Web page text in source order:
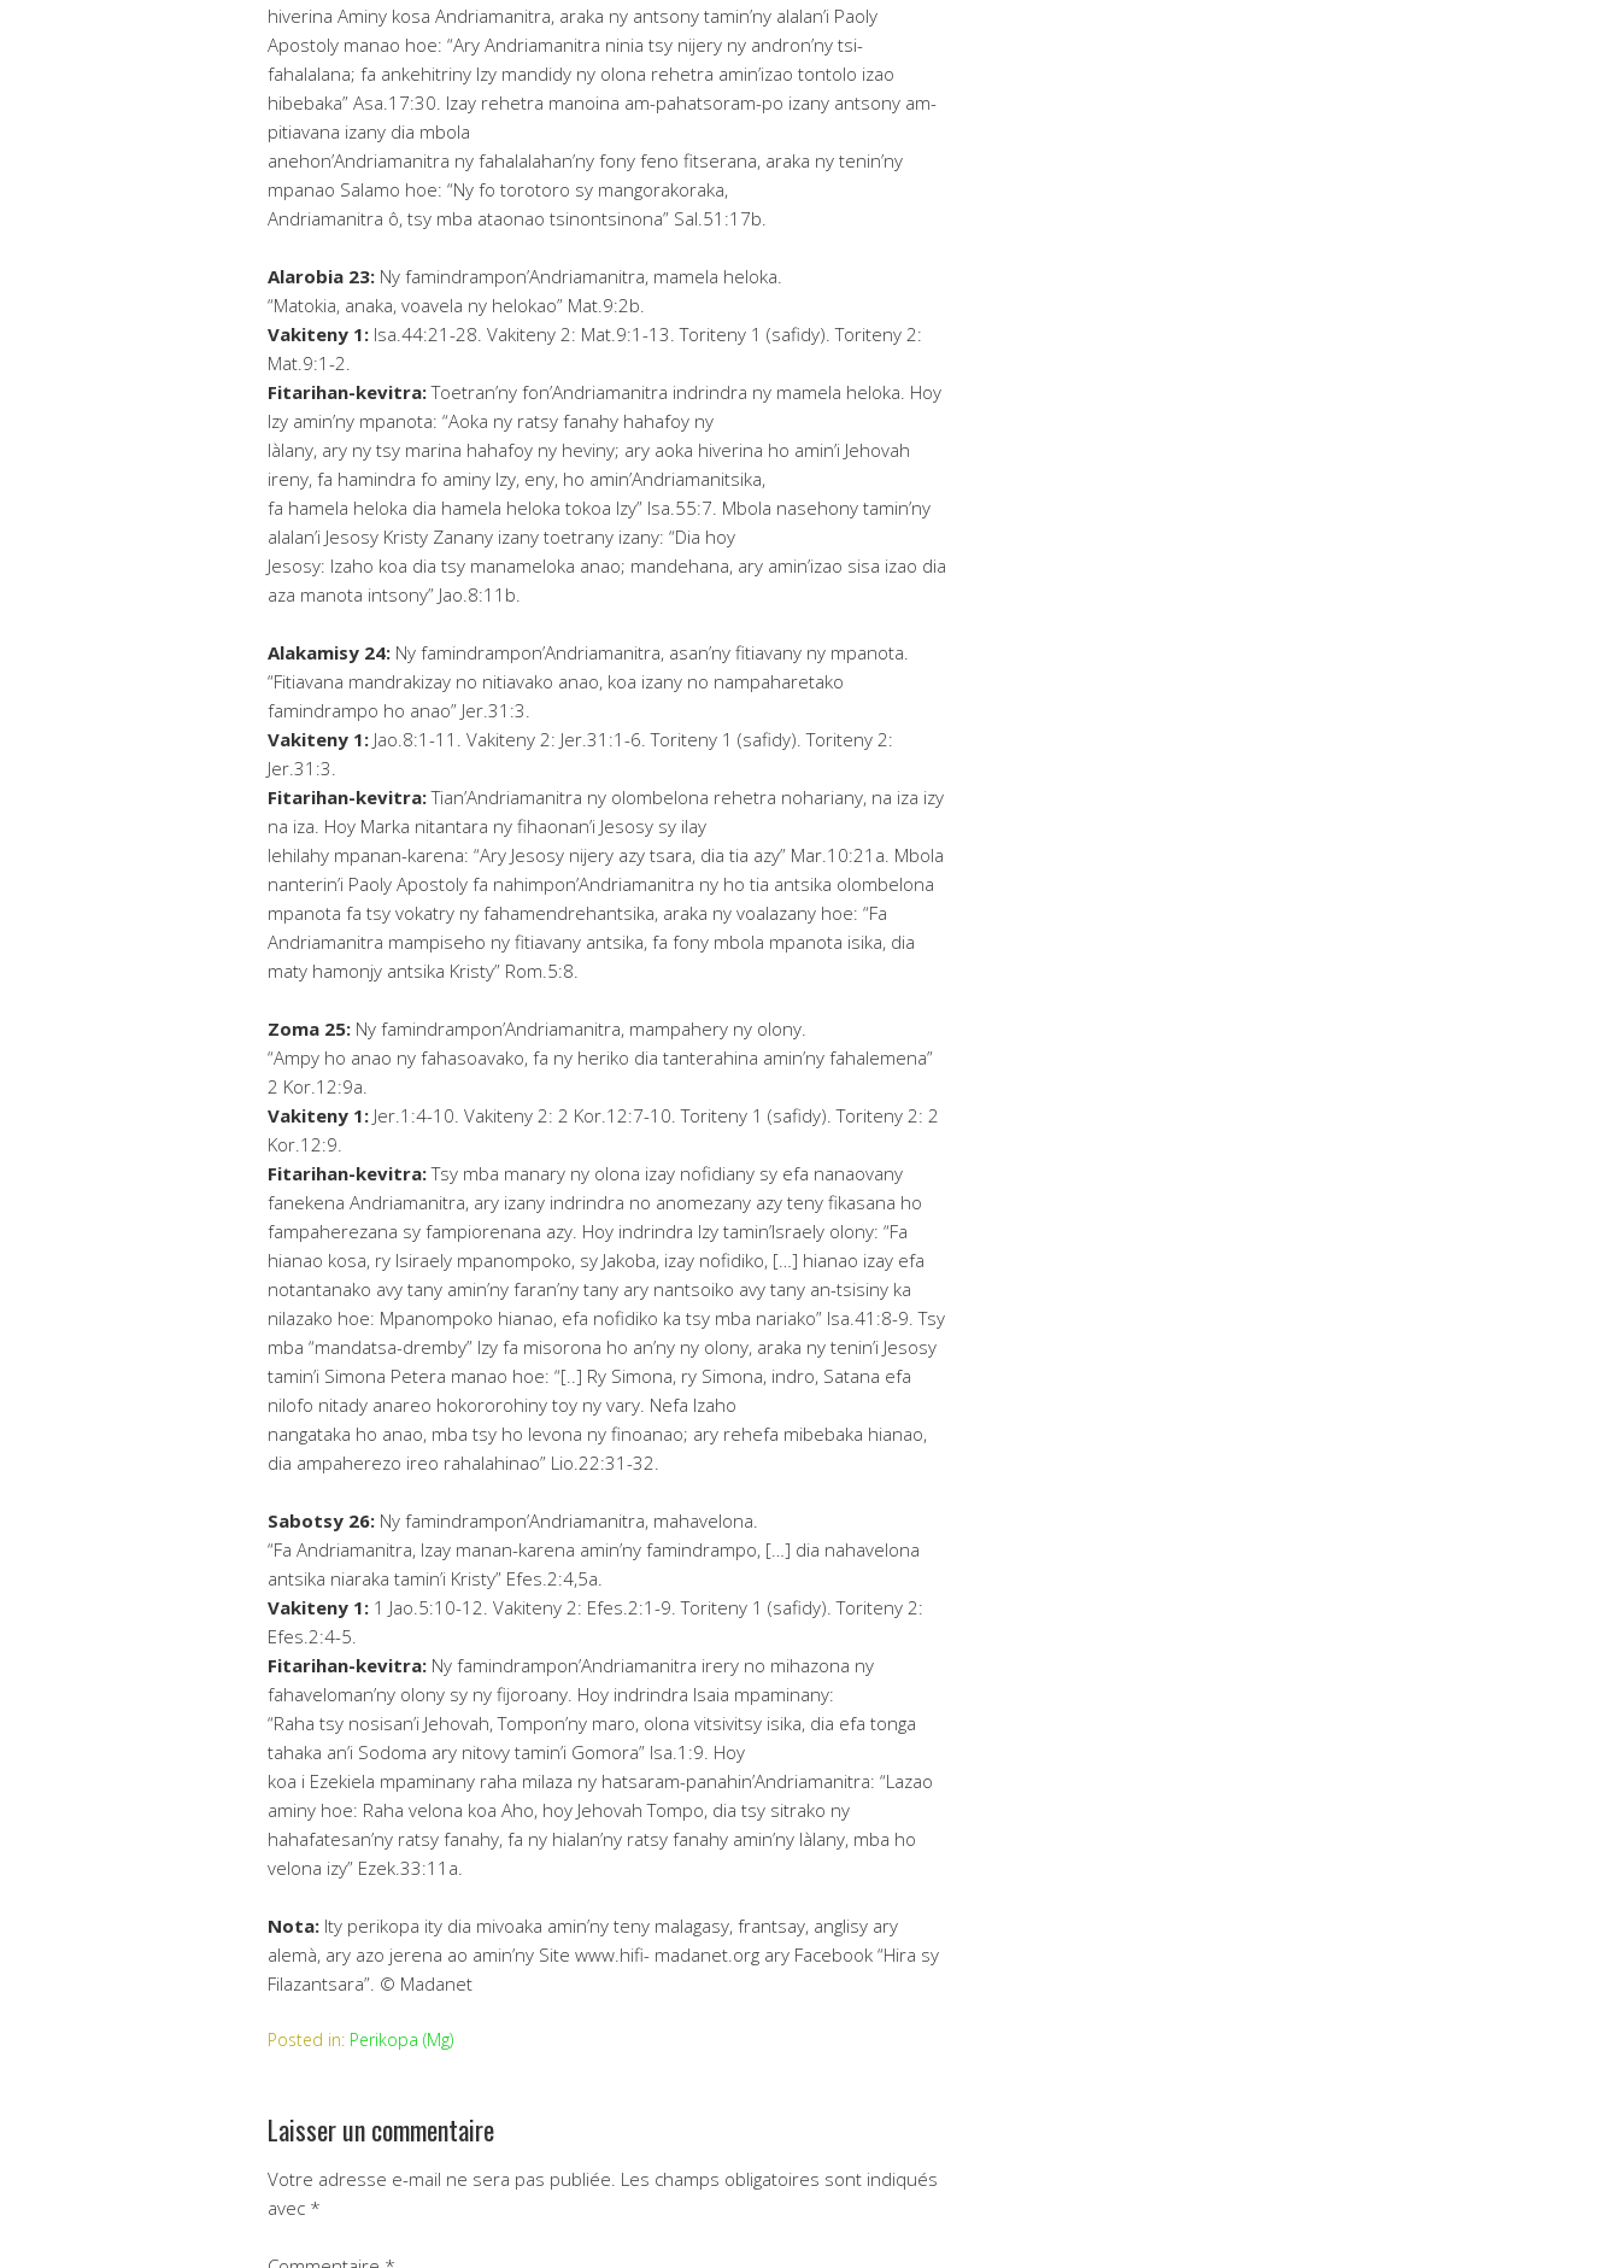
hiverina Aminy kosa Andriamanitra, araka ny antsony tamin’ny alalan’i Paoly
Apostoly manao hoe: “Ary Andriamanitra ninia tsy nijery ny andron’ny tsi-
fahalalana; fa ankehitriny Izy mandidy ny olona rehetra amin’izao tontolo izao
hibebaka” Asa.17:30. Izay rehetra manoina am-pahatsoram-po izany antsony am-
pitiavana izany dia mbola
anehon’Andriamanitra ny fahalalahan’ny fony feno fitserana, araka ny tenin’ny
mpanao Salamo hoe: “Ny fo torotoro sy mangorakoraka,
Andriamanitra ô, tsy mba ataonao tsinontsinona” Sal.51:17b.
Alarobia 23: Ny famindrampon’Andriamanitra, mamela heloka.
“Matokia, anaka, voavela ny helokao” Mat.9:2b.
Vakiteny 1: Isa.44:21-28. Vakiteny 2: Mat.9:1-13. Toriteny 1 (safidy). Toriteny 2:
Mat.9:1-2.
Fitarihan-kevitra:Toetran’ny fon’Andriamanitra indrindra ny mamela heloka. Hoy
Izy amin’ny mpanota: “Aoka ny ratsy fanahy hahafoy ny
làlany, ary ny tsy marina hahafoy ny heviny; ary aoka hiverina ho amin’i Jehovah
ireny, fa hamindra fo aminy Izy, eny, ho amin’Andriamanitsika,
fa hamela heloka dia hamela heloka tokoa Izy” Isa.55:7. Mbola nasehony tamin’ny
alalan’i Jesosy Kristy Zanany izany toetrany izany: “Dia hoy
Jesosy: Izaho koa dia tsy manameloka anao; mandehana, ary amin’izao sisa izao dia
aza manota intsony” Jao.8:11b.
Alakamisy 24: Ny famindrampon’Andriamanitra, asan’ny fitiavany ny mpanota.
“Fitiavana mandrakizay no nitiavako anao, koa izany no nampaharetako
famindrampo ho anao” Jer.31:3.
Vakiteny 1: Jao.8:1-11. Vakiteny 2: Jer.31:1-6. Toriteny 1 (safidy). Toriteny 2:
Jer.31:3.
Fitarihan-kevitra:Tian’Andriamanitra ny olombelona rehetra nohariany, na iza izy
na iza. Hoy Marka nitantara ny fihaonan’i Jesosy sy ilay
lehilahy mpanan-karena: “Ary Jesosy nijery azy tsara, dia tia azy” Mar.10:21a. Mbola
nanterin’i Paoly Apostoly fa nahimpon’Andriamanitra ny ho tia antsika olombelona
mpanota fa tsy vokatry ny fahamendrehantsika, araka ny voalazany hoe: “Fa
Andriamanitra mampiseho ny fitiavany antsika, fa fony mbola mpanota isika, dia
maty hamonjy antsika Kristy” Rom.5:8.
Zoma 25: Ny famindrampon’Andriamanitra, mampahery ny olony.
“Ampy ho anao ny fahasoavako, fa ny heriko dia tanterahina amin’ny fahalemena”
2 Kor.12:9a.
Vakiteny 1: Jer.1:4-10. Vakiteny 2: 2 Kor.12:7-10. Toriteny 1 (safidy). Toriteny 2: 2
Kor.12:9.
Fitarihan-kevitra:Tsy mba manary ny olona izay nofidiany sy efa nanaovany
fanekena Andriamanitra, ary izany indrindra no anomezany azy teny fikasana ho
fampaherezana sy fampiorenana azy. Hoy indrindra Izy tamin’Israely olony: “Fa
hianao kosa, ry Isiraely mpanompoko, sy Jakoba, izay nofidiko, […] hianao izay efa
notantanako avy tany amin’ny faran’ny tany ary nantsoiko avy tany an-tsisiny ka
nilazako hoe: Mpanompoko hianao, efa nofidiko ka tsy mba nariako” Isa.41:8-9. Tsy
mba “mandatsa-dremby” Izy fa misorona ho an’ny ny olony, araka ny tenin’i Jesosy
tamin’i Simona Petera manao hoe: “[..] Ry Simona, ry Simona, indro, Satana efa
nilofo nitady anareo hokororohiny toy ny vary. Nefa Izaho
nangataka ho anao, mba tsy ho levona ny finoanao; ary rehefa mibebaka hianao,
dia ampaherezo ireo rahalahinao” Lio.22:31-32.
Sabotsy 26: Ny famindrampon’Andriamanitra, mahavelona.
“Fa Andriamanitra, Izay manan-karena amin’ny famindrampo, […] dia nahavelona
antsika niaraka tamin’i Kristy” Efes.2:4,5a.
Vakiteny 1: 1 Jao.5:10-12. Vakiteny 2: Efes.2:1-9. Toriteny 1 (safidy). Toriteny 2:
Efes.2:4-5.
Fitarihan-kevitra: Ny famindrampon’Andriamanitra irery no mihazona ny
fahaveloman’ny olony sy ny fijoroany. Hoy indrindra Isaia mpaminany:
“Raha tsy nosisan’i Jehovah, Tompon’ny maro, olona vitsivitsy isika, dia efa tonga
tahaka an’i Sodoma ary nitovy tamin’i Gomora” Isa.1:9. Hoy
koa i Ezekiela mpaminany raha milaza ny hatsaram-panahin’Andriamanitra: “Lazao
aminy hoe: Raha velona koa Aho, hoy Jehovah Tompo, dia tsy sitrako ny
hahafatesan’ny ratsy fanahy, fa ny hialan’ny ratsy fanahy amin’ny làlany, mba ho
velona izy” Ezek.33:11a.
Nota: Ity perikopa ity dia mivoaka amin’ny teny malagasy, frantsay, anglisy ary
alemà, ary azo jerena ao amin’ny Site www.hifi- madanet.org ary Facebook “Hira sy
Filazantsara”. © Madanet
Posted in: Perikopa (Mg)
Laisser un commentaire
Votre adresse e-mail ne sera pas publiée. Les champs obligatoires sont indiqués
avec *